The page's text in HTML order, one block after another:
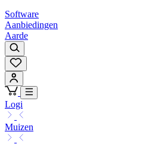
Software
Aanbiedingen
Aarde
Logi
Muizen